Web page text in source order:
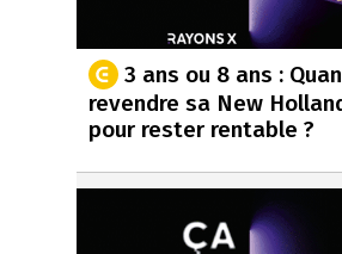
3 ans ou 8 ans :
revendre sa New
pour rester rentable ?